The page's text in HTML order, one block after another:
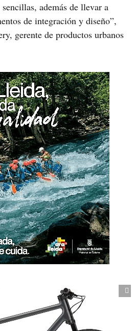
además de llevar a
de integración y diseño”,
gerente de productos urbanos